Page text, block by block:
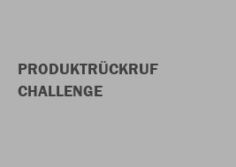
PRODUKTRÜCKRUF
CHALLENGE